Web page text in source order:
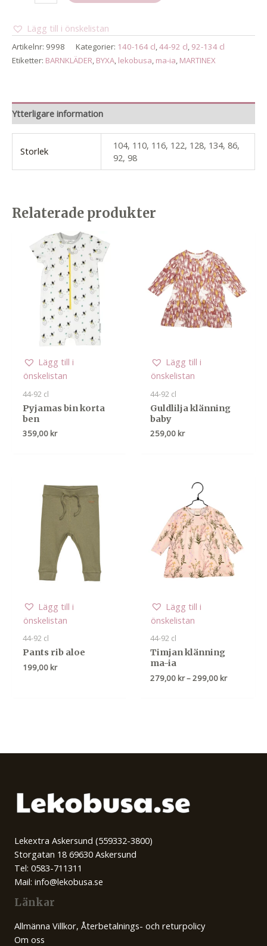
mängdLägg till i önskelistan
Artikelnr: 9998 Kategorier: 140-164 cl 44-92 cl 92-134 cl
Etiketter: BARNKLÄDER BYXA lekobusa ma-ia MARTINEX
Ytterligare information
Storlek
104, 110, 116, 122, 128, 134, 86,
92, 98
Relaterade produkter
Lägg till i
önskelistan
44-92 cl
Pyjamas bin korta
ben
359,00 kr
Lägg till i
önskelistan
44-92 cl
Guldlilja klänning
baby
259,00 kr
Lägg till i
önskelistan
44-92 cl
Pants rib aloe
199,00 kr
Lägg till i
önskelistan
44-92 cl
Timjan klänning
ma-ia
279,00 kr–299,00 kr
Lekextra Askersund (559332-3800)
Storgatan 18 69630 Askersund
Tel: 0583-711311
Mail: info@lekobusa.se
Länkar
Allmänna Villkor, Återbetalnings- och returpolicy
Om oss